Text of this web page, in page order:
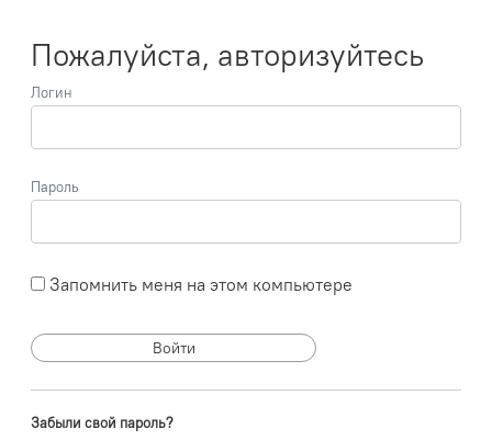
Пожалуйста, авторизуйтесь
Логин
Пароль
Запомнить меня на этом компьютере
Забыли свой пароль?